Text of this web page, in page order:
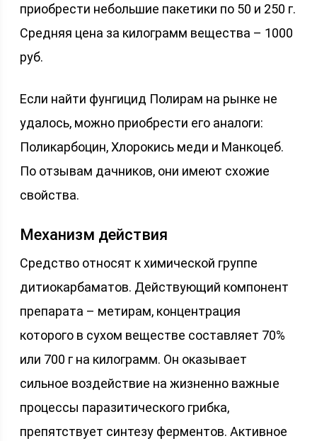
приобрести небольшие пакетики по 50 и 250 г.
Средняя цена за килограмм вещества – 1000
руб.
Если найти фунгицид Полирам на рынке не
удалось, можно приобрести его аналоги:
Поликарбоцин, Хлорокись меди и Манкоцеб.
По отзывам дачников, они имеют схожие
свойства.
Механизм действия
Средство относят к химической группе
дитиокарбаматов. Действующий компонент
препарата – метирам, концентрация
которого в сухом веществе составляет 70%
или 700 г на килограмм. Он оказывает
сильное воздействие на жизненно важные
процессы паразитического грибка,
препятствует синтезу ферментов. Активное